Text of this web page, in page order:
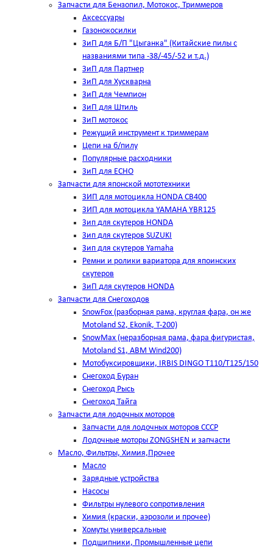
Запчасти для Бензопил, Мотокос, Триммеров
Аксессуары
Газонокосилки
ЗиП для Б/П "Цыганка" (Китайские пилы с
названиями типа -38/-45/-52 и т.д.)
ЗиП для Партнер
ЗиП для Хускварна
ЗиП для Чемпион
ЗиП для Штиль
ЗиП мотокос
Режущий инструмент к триммерам
Цепи на б/пилу
Популярные расходники
ЗиП для ЕСНО
Запчасти для японской мототехники
ЗИП для мотоцикла HONDA CB400
ЗИП для мотоцикла YAMAHA YBR125
Зип для скутеров HONDA
Зип для скутеров SUZUKI
Зип для скутеров Yamaha
Ремни и ролики вариатора для япоинских
скутеров
ЗиП для скутеров HONDA
Запчасти для Снегоходов
SnowFox (разборная рама, круглая фара, он же
Motoland S2, Ekonik, T-200)
SnowMax (неразборная рама, фара фигуристая,
Motoland S1, ABM Wind200)
Мотобуксировщики, IRBIS DINGO Т110/Т125/150
Снегоход Буран
Снегоход Рысь
Снегоход Тайга
Запчасти для лодочных моторов
Запчасти для лодочных моторов СССР
Лодочные моторы ZONGSHEN и запчасти
Масло, Фильтры, Химия,Прочее
Масло
Зарядные устройства
Насосы
Фильтры нулевого сопротивления
Химия (краски, аэрозоли и прочее)
Хомуты универсальные
Подшипники, Промышленные цепи